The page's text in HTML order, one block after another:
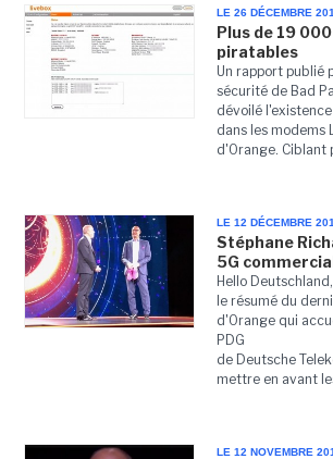
LE 26 DÉCEMBRE
Plus de 19
piratables
Un rapport publié
sécurité de Bad
dévoilé
dans les modems
d'Orange. Ciblant
LE 12 DÉCEMBRE
Stéphane
5G
Hello
le résumé du
d'Orange qui
PDG
de Deutsche
mettre en avant
LE 12 NOVEMBRE